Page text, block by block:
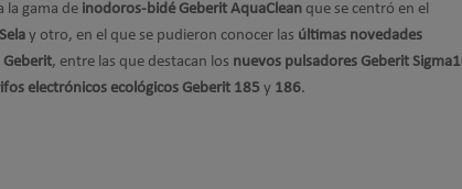
la gama de inodoros-bidé Geberit AquaClean que se centró en el
y otro, en el que se pudieron conocer las últimas novedades
Geberit, entre las que destacan los nuevos pulsadores Geberit
electrónicos ecológicos Geberit 185 y 186.